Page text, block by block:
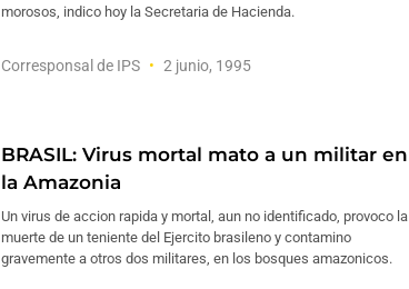
morosos, indico hoy la Secretaria de Hacienda.
Corresponsal de IPS 2 junio, 1995
BRASIL: Virus mortal mato a un militar en
la Amazonia
Un virus de accion rapida y mortal, aun no identificado, provoco la
muerte de un teniente del Ejercito brasileno y contamino
gravemente a otros dos militares, en los bosques amazonicos.